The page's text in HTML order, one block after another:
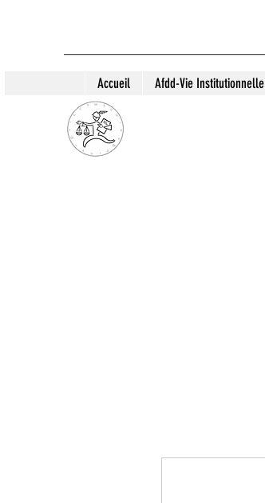
Accueil Afdd-Vie Institutionnelle